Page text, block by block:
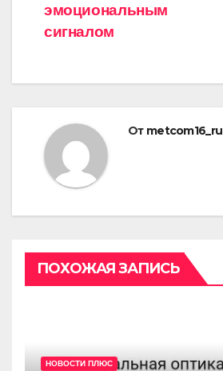
эмоциональным
сигналом
От metcom16_ru
ПОХОЖАЯ ЗАПИСЬ
НОВОСТИ ПЛЮС